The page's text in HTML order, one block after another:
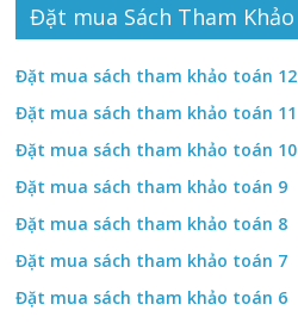
Đặt mua Sách Tham Khảo
Đặt mua sách tham khảo toán 12
Đặt mua sách tham khảo toán 11
Đặt mua sách tham khảo toán 10
Đặt mua sách tham khảo toán 9
Đặt mua sách tham khảo toán 8
Đặt mua sách tham khảo toán 7
Đặt mua sách tham khảo toán 6